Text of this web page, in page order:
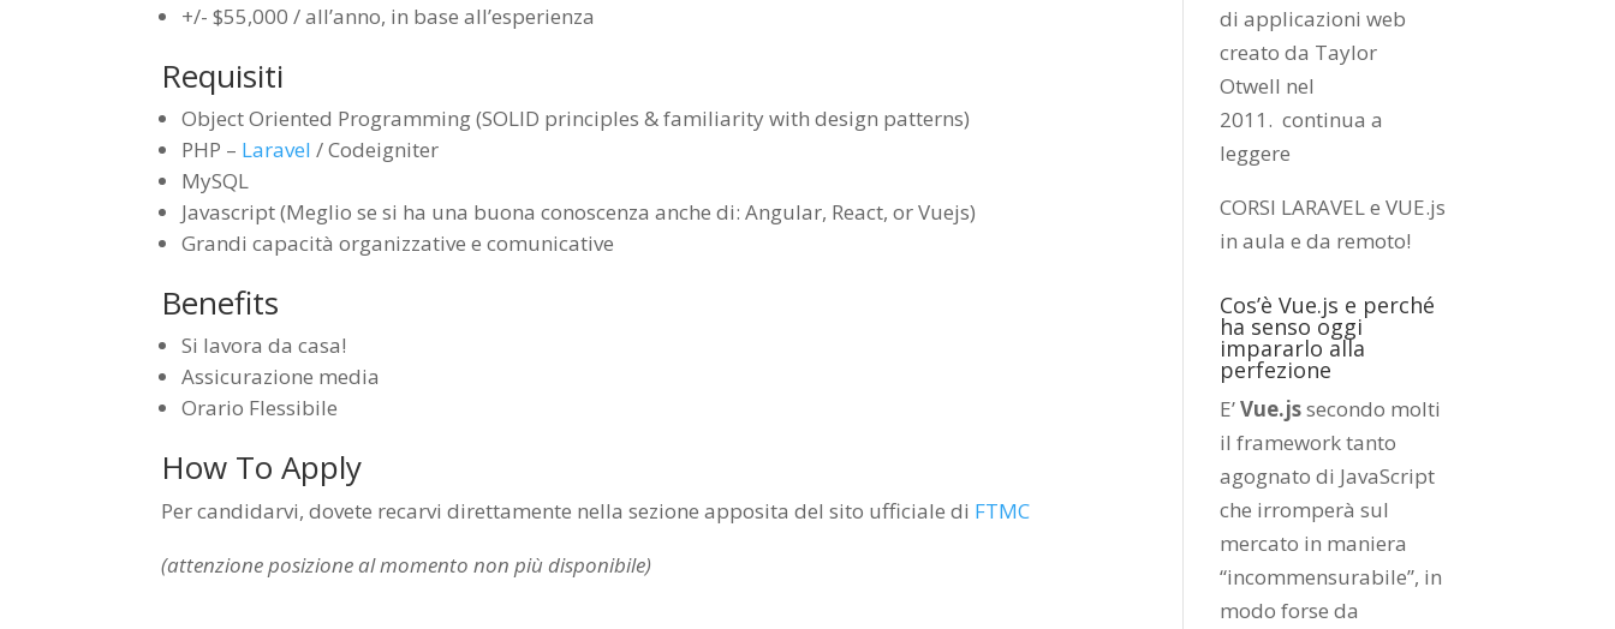
+/- $55,000 / all’anno, in base all’esperienza
Requisiti
Object Oriented Programming (SOLID principles & familiarity with design patterns)
PHP – Laravel / Codeigniter
MySQL
Javascript (Meglio se si ha una buona conoscenza anche di: Angular, React, or Vuejs)
Grandi capacità organizzative e comunicative
Benefits
Si lavora da casa!
Assicurazione media
Orario Flessibile
How To Apply
Per candidarvi, dovete recarvi direttamente nella sezione apposita del sito ufficiale di FTMC
(attenzione posizione al momento non più disponibile)
di applicazioni web
creato da Taylor
Otwell nel
2011.continua a
leggere
CORSI LARAVEL e VUE.js
in aula e da remoto!
Cos’è Vue.js e perché
ha senso oggi
impararlo alla
perfezione
E’Vue.jssecondo molti
il framework tanto
agognato di JavaScript
che irromperà sul
mercato in maniera
“incommensurabile”, in
modo forse da